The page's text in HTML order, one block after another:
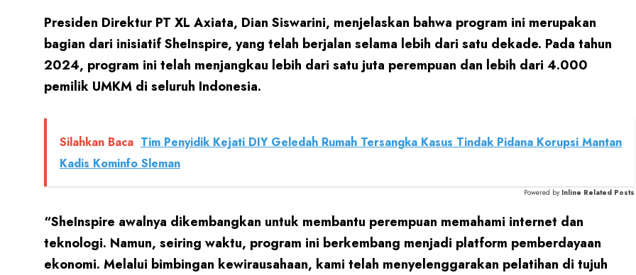
Presiden Direktur PT XL Axiata, Dian Siswarini, menjelaskan bahwa program ini merupakan
bagian dari inisiatif SheInspire, yang telah berjalan selama lebih dari satu dekade. Pada tahun
2024, program ini telah menjangkau lebih dari satu juta perempuan dan lebih dari 4.000
pemilik UMKM di seluruh Indonesia.
Silahkan Baca Tim Penyidik Kejati DIY Geledah Rumah Tersangka Kasus Tindak Pidana Korupsi Mantan
Kadis Kominfo Sleman
Powered by Inline Related Posts
“SheInspire awalnya dikembangkan untuk membantu perempuan memahami internet dan
teknologi. Namun, seiring waktu, program ini berkembang menjadi platform pemberdayaan
ekonomi. Melalui bimbingan kewirausahaan, kami telah menyelenggarakan pelatihan di tujuh